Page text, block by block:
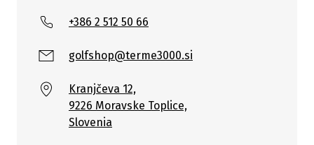
+386 2 512 50 66
golfshop@terme3000.si
Kranjčeva 12,
9226 Moravske Toplice,
Slovenia